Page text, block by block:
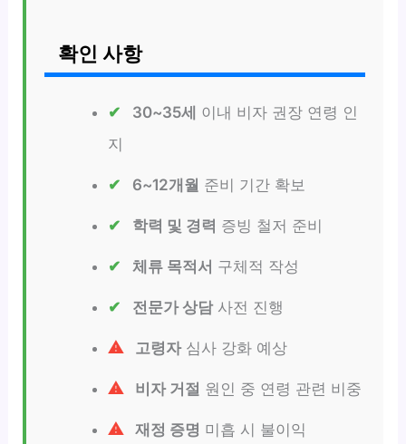
확인 사항
30~35세 이내 비자 권장 연령 인
지
6~12개월 준비 기간 확보
학력 및 경력 증빙 철저 준비
체류 목적서 구체적 작성
전문가 상담사전 진행
고령자심사 강화 예상
비자 거절 원인 중 연령 관련 비중
재정 증명 미흡 시 불이익